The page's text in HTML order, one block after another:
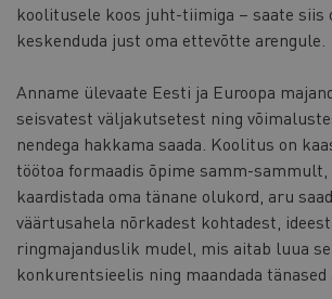
koolitusele koos juht-tiimiga – saate siis
keskenduda just oma ettevõtte arengule.
Anname ülevaate Eesti ja Euroopa
seisvatest väljakutsetest ning
nendega hakkama saada. Koolitus on
töötoa formaadis õpime samm-sammult,
kaardistada oma tänane olukord, aru
väärtusahela nõrkadest kohtadest,
ringmajanduslik mudel, mis aitab luua
konkurentsieelis ning maandada